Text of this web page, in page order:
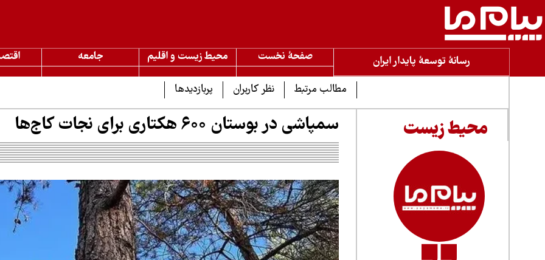
رسانۀ توسعۀ پایدار ایران صفحۀ نخست محیط زیست و اقلیم جامعه
مطالب مرتبط نظر کاربران پربازدیدها
محیط زیست سمپاشی در بوستان ۶۰۰ هکتاری برای نجات کاج‌ها